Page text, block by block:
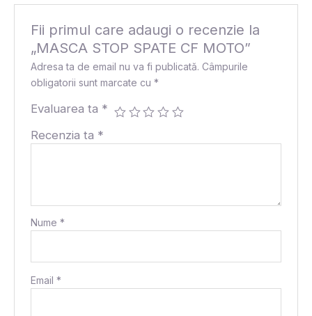
Fii primul care adaugi o recenzie la
„MASCA STOP SPATE CF MOTO”
Adresa ta de email nu va fi publicată. Câmpurile
obligatorii sunt marcate cu*
Evaluarea ta *
Recenzia ta *
Nume*
Email*